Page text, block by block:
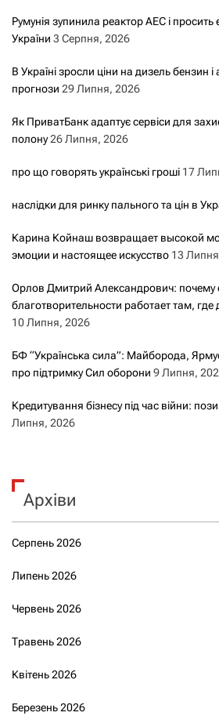
Румунія зупинила реактор АЕС і просить
України 3 Серпня, 2026
В Україні зросли ціни на дизель бензин
прогнози 29 Липня, 2026
Як ПриватБанк адаптує сервіси для
полону26 Липня, 2026
про що говорять українські гроші 17
наслідки для ринку пального та цін в
Карина Койнаш возвращает высокой
эмоции и настоящее искусство 13
Орлов Дмитрий Александрович: почему
благотворительности работает там,
10 Липня, 2026
БФ “Українська сила”: Майборода,
про підтримку Сил оборони 9 Липня,
Кредитування бізнесу під час війни:
Липня, 2026
Архіви
Серпень 2026
Липень 2026
Червень 2026
Травень 2026
Квітень 2026
Березень 2026